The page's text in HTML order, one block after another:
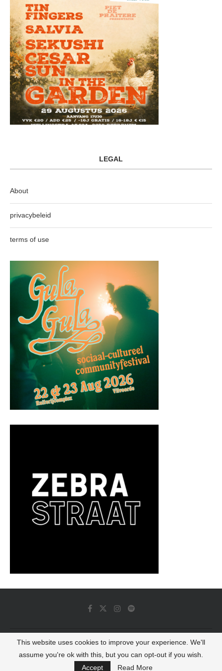
LEGAL
About
privacybeleid
terms of use
© 2022 - Luminous Dash All Rights Reserved
BACK TO TOP
This website uses cookies to improve your experience. We'll
assume you're ok with this, but you can opt-out if you wish.
Accept
Read More